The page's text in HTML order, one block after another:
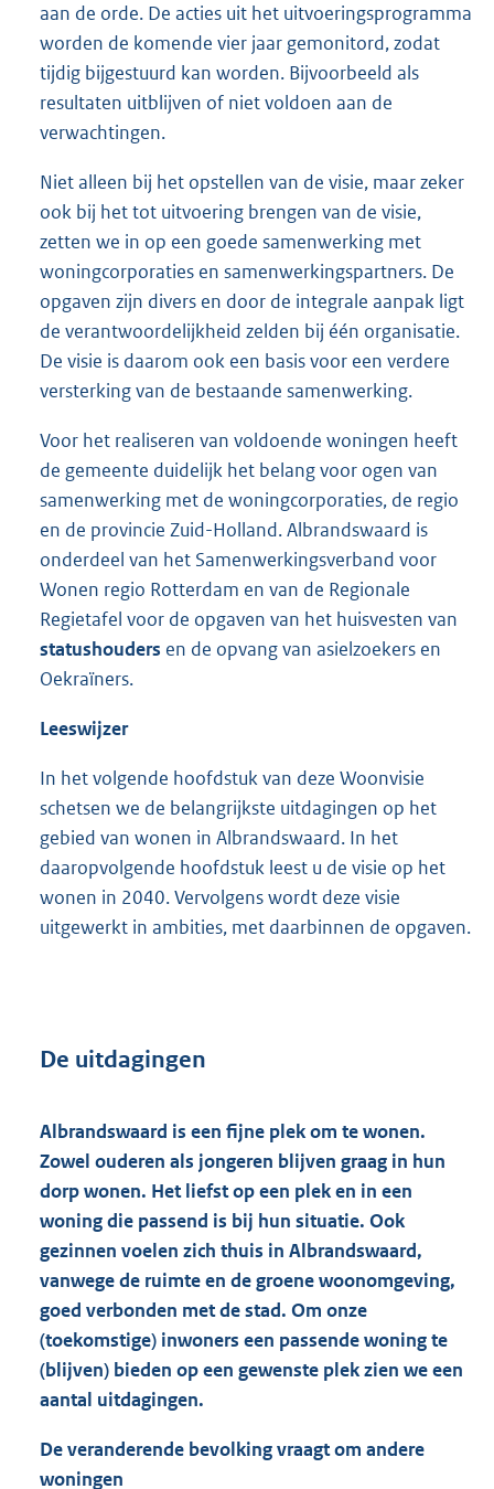
aan de orde. De acties uit het uitvoeringsprogramma
worden de komende vier jaar gemonitord, zodat
tijdig bijgestuurd kan worden. Bijvoorbeeld als
resultaten uitblijven of niet voldoen aan de
verwachtingen.
Niet alleen bij het opstellen van de visie, maar zeker
ook bij het tot uitvoering brengen van de visie,
zetten we in op een goede samenwerking met
woningcorporaties en samenwerkingspartners. De
opgaven zijn divers en door de integrale aanpak ligt
de verantwoordelijkheid zelden bij één organisatie.
De visie is daarom ook een basis voor een verdere
versterking van de bestaande samenwerking.
Voor het realiseren van voldoende woningen heeft
de gemeente duidelijk het belang voor ogen van
samenwerking met de woningcorporaties, de regio
en de provincie Zuid-Holland. Albrandswaard is
onderdeel van het Samenwerkingsverband voor
Wonen regio Rotterdam en van de Regionale
Regietafel voor de opgaven van het huisvesten van
statushouders en de opvang van asielzoekers en
Oekraïners.
Leeswijzer
In het volgende hoofdstuk van deze Woonvisie
schetsen we de belangrijkste uitdagingen op het
gebied van wonen in Albrandswaard. In het
daaropvolgende hoofdstuk leest u de visie op het
wonen in 2040. Vervolgens wordt deze visie
uitgewerkt in ambities, met daarbinnen de opgaven.
De uitdagingen
Albrandswaard is een fijne plek om te wonen.
Zowel ouderen als jongeren blijven graag in hun
dorp wonen. Het liefst op een plek en in een
woning die passend is bij hun situatie. Ook
gezinnen voelen zich thuis in Albrandswaard,
vanwege de ruimte en de groene woonomgeving,
goed verbonden met de stad. Om onze
(toekomstige) inwoners een passende woning te
(blijven) bieden op een gewenste plek zien we een
aantal uitdagingen.
De veranderende bevolking vraagt om andere
woningen